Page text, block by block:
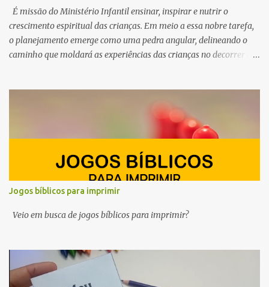
É missão do Ministério Infantil ensinar, inspirar e nutrir o
crescimento espiritual das crianças. Em meio a essa nobre tarefa,
o planejamento emerge como uma pedra angular, delineando o
caminho que moldará as experiências das crianças no decorrer do
despertar a curiosidade, semear valores e cultivar a fé no coração
Jogos bíblicos para imprimir
Veio em busca de jogos bíblicos para imprimir?